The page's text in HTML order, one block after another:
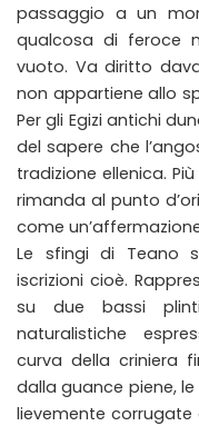
passaggio a un
qualcosa di feroce
vuoto. Va diritto
non appartiene allo
Per gli Egizi antichi
del sapere che
tradizione ellenica.
rimanda al punto
come
Le sfingi di Teano
iscrizioni cioè.
su due bassi
naturalistiche
curva della criniera
dalla guance piene,
lievemente corrugate